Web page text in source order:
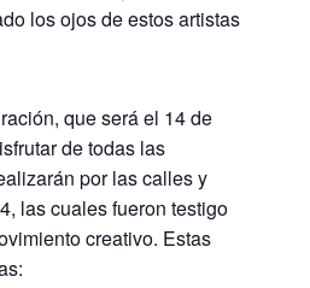
los ojos de estos artistas
que será el 14 de
de todas las
por las calles y
las cuales fueron testigo
creativo. Estas